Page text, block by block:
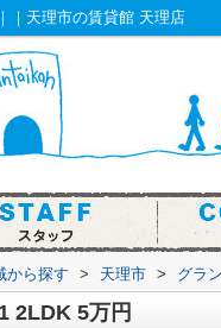
｜天理市の賃貸館 天理店
から探す > 天理市 > グラ
2LDK 5万円